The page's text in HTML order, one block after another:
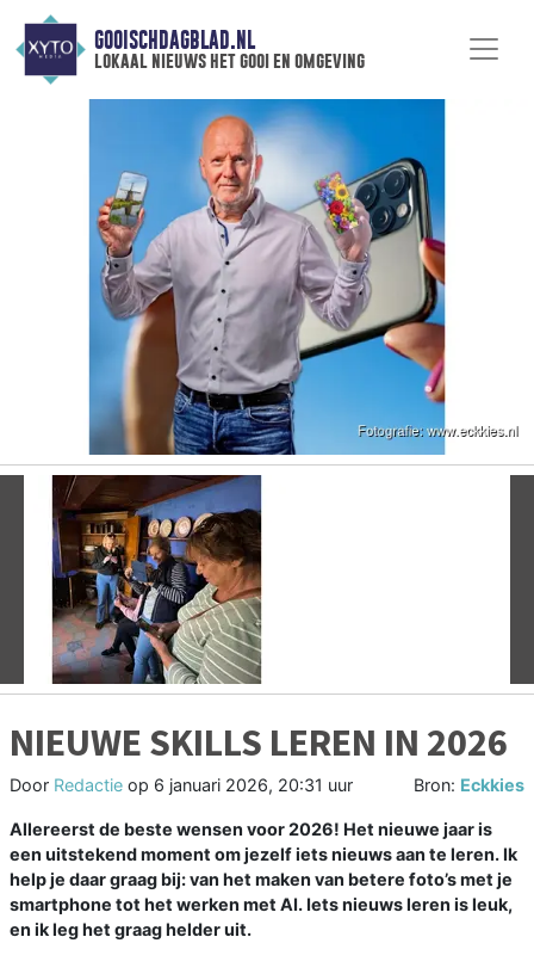
GOOISCHDAGBLAD.NL
lokaal nieuws het gooi en omgeving
Vorige
NIEUWE SKILLS LEREN IN 2026
Door Redactie op 6 januari 2026, 20:31 uur Bron: Eckkies
Allereerst de beste wensen voor 2026! Het nieuwe jaar is
een uitstekend moment om jezelf iets nieuws aan te leren. Ik
help je daar graag bij: van het maken van betere foto’s met je
smartphone tot het werken met AI. Iets nieuws leren is leuk,
en ik leg het graag helder uit.